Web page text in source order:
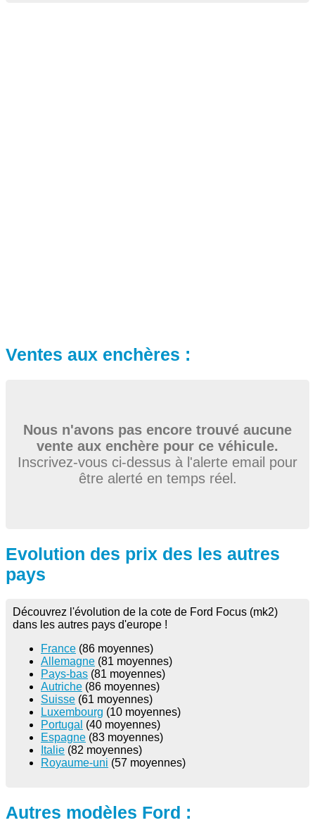
Ventes aux enchères :
Nous n'avons pas encore trouvé aucune
vente aux enchère pour ce véhicule.
Inscrivez-vous ci-dessus à l'alerte email pour
être alerté en temps réel.
Evolution des prix des les autres
pays
Découvrez l'évolution de la cote de Ford Focus (mk2)
dans les autres pays d'europe !
France (86 moyennes)
Allemagne (81 moyennes)
Pays-bas (81 moyennes)
Autriche (86 moyennes)
Suisse (61 moyennes)
Luxembourg (10 moyennes)
Portugal (40 moyennes)
Espagne (83 moyennes)
Italie (82 moyennes)
Royaume-uni (57 moyennes)
Autres modèles Ford :